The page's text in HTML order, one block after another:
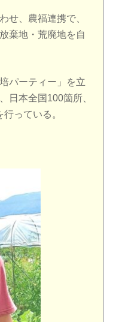
せ、農福連携で、
棄地・荒廃地を自
パーティー」を立
日本全国100箇所、
っている。